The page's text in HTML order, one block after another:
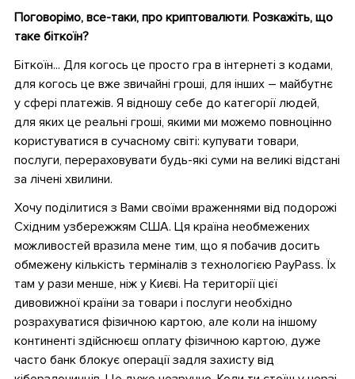
Поговорімо, все-таки, про криптовалюти. Розкажіть, що
таке біткоїн?
Біткоїн... Для когось це просто гра в інтернеті з кодами,
для когось це вже звичайні гроші, для інших – майбутнє
у сфері платежів. Я відношу себе до категорії людей,
для яких це реальні гроші, якими ми можемо повноцінно
користуватися в сучасному світі: купувати товари,
послуги, перераховувати будь-які суми на великі відстані
за лічені хвилини.
Хочу поділитися з Вами своїми враженнями від подорожі
Східним узбережжям США. Ця країна необмежених
можливостей вразила мене тим, що я побачив досить
обмежену кількість терміналів з технологією РayРass. Їх
там у рази менше, ніж у Києві. На території цієї
дивовижної країни за товари і послуги необхідно
розрахуватися фізичною картою, але коли на іншому
континенті здійснюєш оплату фізичною картою, дуже
часто банк блокує операції задля захисту від